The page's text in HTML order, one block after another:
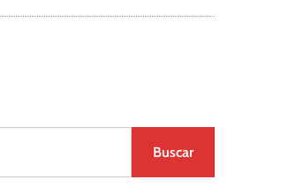
Buscar